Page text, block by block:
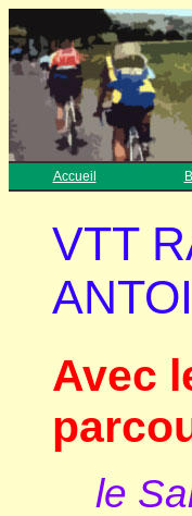
Accueil
VTT
Avec
le